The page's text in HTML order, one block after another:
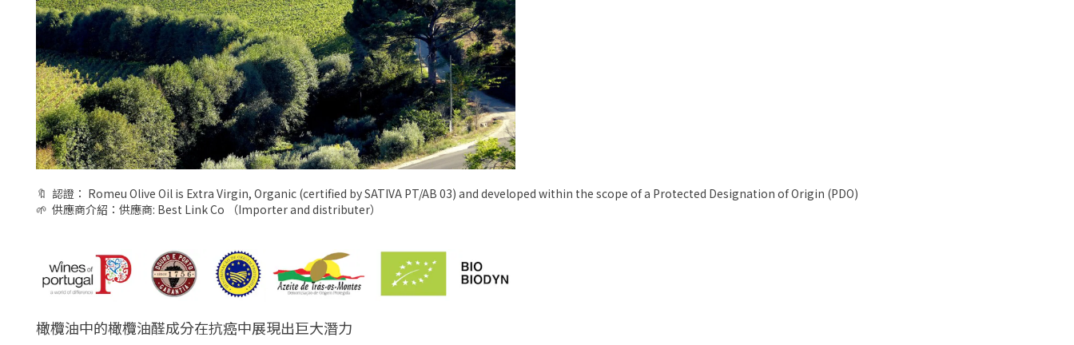
🔖 認證： Romeu Olive Oil is Extra Virgin, Organic (certified by SATIVA PT/AB 03) and developed within the scope of a Protected Designation of Origin (PDO)
🌱 供應商介紹：供應商: Best Link Co （Importer and distributer）
橄欖油中的橄欖油醛成分在抗癌中展現出巨大潛力